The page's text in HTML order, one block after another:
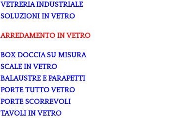
VETRERIA INDUSTRIALE
SOLUZIONI IN VETRO
ARREDAMENTO IN VETRO
BOX DOCCIA SU MISURA
SCALE IN VETRO
BALAUSTRE E PARAPETTI
PORTE TUTTO VETRO
PORTE SCORREVOLI
TAVOLI IN VETRO